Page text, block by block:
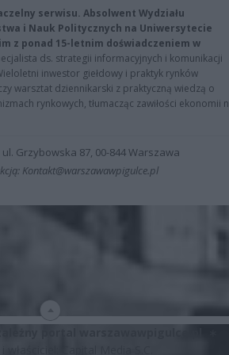
serwisu. Absolwent Wydziału
i Nauk Politycznych na Uniwersytecie
z ponad 15-letnim doświadczeniem w
ds. strategii informacyjnych i komunikacji
inwestor giełdowy i praktyk rynków
warsztat dziennikarski z praktyczną wiedzą o
rynkowych, tłumacząc zawiłości ekonomii
ul. Grzybowska 87, 00-844 Warszawa
Kontakt@warszawawpigulce.pl
właściciel: Capital Media S.C.